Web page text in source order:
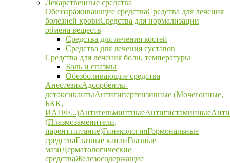
Лекарственные средства
Обеззараживающие средстваСредства для лечения
болезней кровиСредства для нормализации
обмена веществ
Средства для лечения костей
Средства для лечения суставов
Средства для лечения боли, температуры
Боль и спазмы
Обезболивающие средства
АнестезияАдсорбенты-
детоксикантыАнтигипертензивные (Мочегонные,
БКК,
ИАПФ...)АнтигельминтныеАнтигистаминные
(Плазмозаменители,
парент.питание)ГинекологияГормональные
средстваГлазные каплиГлазные
мазиДерматологические
средстваЖелезосодержащие